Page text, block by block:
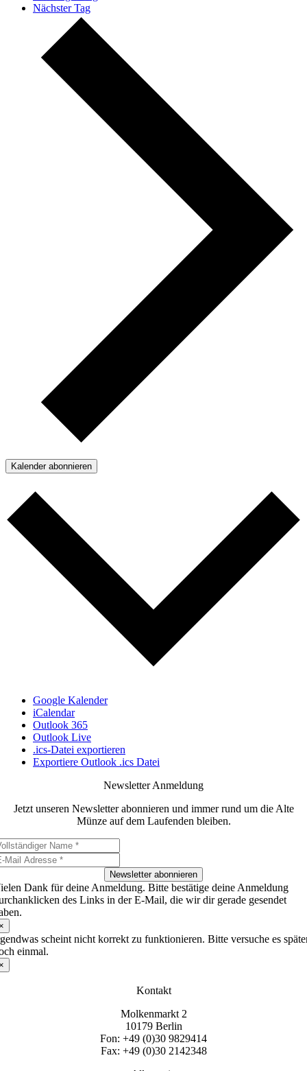
Nächster Tag
Kalender abonnieren
Google Kalender
iCalendar
Outlook 365
Outlook Live
.ics-Datei exportieren
Exportiere Outlook .ics Datei
Newsletter Anmeldung
Jetzt unseren Newsletter abonnieren und immer rund um die Alte
Münze auf dem Laufenden bleiben.
Newsletter abonnieren
Dank für deine Anmeldung. Bitte bestätige deine Anmeldung
des Links in der E-Mail, die wir dir gerade gesendet
scheint nicht korrekt zu funktionieren. Bitte versuche es
einmal.
Kontakt
Molkenmarkt 2
10179 Berlin
Fon: +49 (0)30 9829414
Fax: +49 (0)30 2142348